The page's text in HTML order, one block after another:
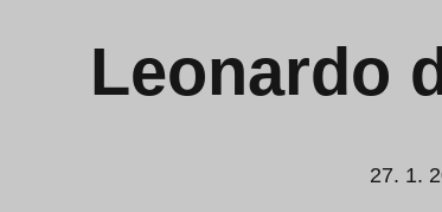
Leonardo
27. 1.